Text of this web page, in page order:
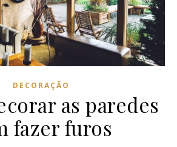
DECORAÇÃO
as paredes
fazer furos